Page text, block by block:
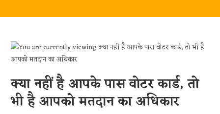
क्या नहीं है आपके पास वोटर कार्ड, तो
भी है आपको मतदान का अधिकार